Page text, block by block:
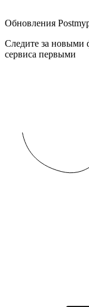
Обновления
Следите за новыми
сервиса первыми